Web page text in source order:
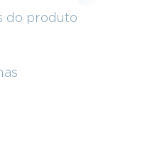
do produto